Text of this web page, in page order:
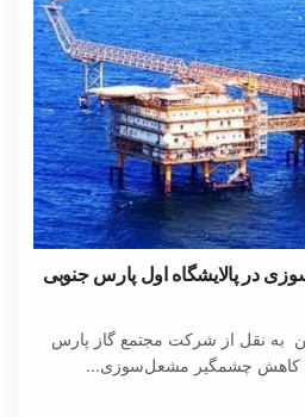
به نقل از شرکت مجتمع گاز پارس
کاهش چشمگیر مشعل‌سوزی...